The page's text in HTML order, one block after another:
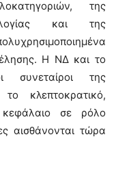
της
και της
Η ΝΔ και το
συνεταίροι της
κλεπτοκρατικό,
κεφάλαιο σε ρόλο
αισθάνονται τώρα